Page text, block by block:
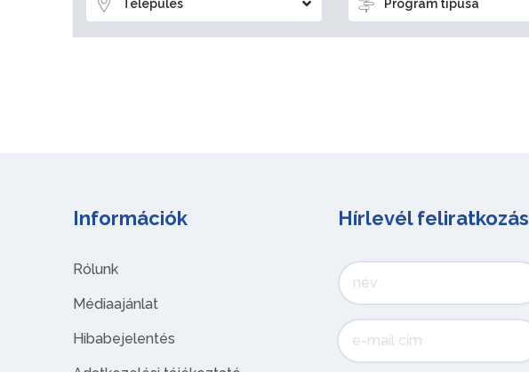
Település Program típusa
Információk
Rólunk
Médiaajánlat
Hibabejelentés
Hírlevél feliratkozás